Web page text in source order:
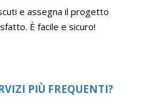
e assegna il progetto
È facile e sicuro!
PIÙ FREQUENTI?